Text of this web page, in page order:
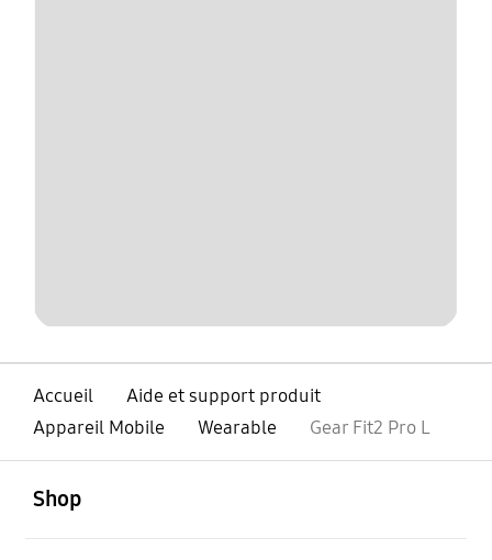
Accueil
Aide et support produit
Appareil Mobile
Wearable Gear Fit2 Pro L
Shop